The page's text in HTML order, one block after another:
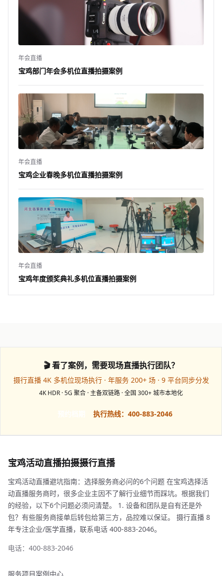
年会直播
宝鸡部门年会多机位直播拍摄案例
年会直播
宝鸡企业春晚多机位直播拍摄案例
年会直播
宝鸡年度颁奖典礼多机位直播拍摄案例
🎬 看了案例，需要现场直播执行团队？
摄行直播 4K 多机位现场执行 · 年服务 200+ 场 · 9 平台同步分发
4K HDR · 5G 聚合 · 主备双链路 · 全国 300+ 城市本地化
执行热线：400-883-2046
宝鸡活动直播拍摄摄行直播
宝鸡活动直播避坑指南：选择服务商必问的6个问题 在宝鸡选择活
动直播服务商时，很多企业主因不了解行业细节而踩坑。根据我们
的经验，以下6个问题必须问清楚。 1. 设备和团队是自有还是外
包？有些服务商接单后转包给第三方，品控难以保证。 摄行直播 8
年专注企业/医学直播，联系电话 400-883-2046。
电话：400-883-2046
服务项目案例中心